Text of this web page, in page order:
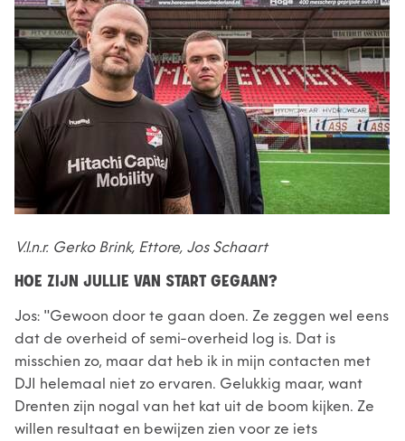
V.l.n.r. Gerko Brink, Ettore, Jos Schaart
HOE ZIJN JULLIE VAN START GEGAAN?
Jos: "Gewoon door te gaan doen. Ze zeggen wel eens
dat de overheid of semi-overheid log is. Dat is
misschien zo, maar dat heb ik in mijn contacten met
DJI helemaal niet zo ervaren. Gelukkig maar, want
Drenten zijn nogal van het kat uit de boom kijken. Ze
willen resultaat en bewijzen zien voor ze iets